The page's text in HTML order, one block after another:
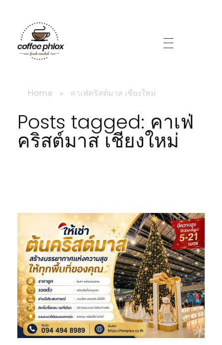
Home » คาเฟ่คริสต์มาส เชียงใหม่
Posts tagged: คาเฟ่
คริสต์มาส เชียงใหม่